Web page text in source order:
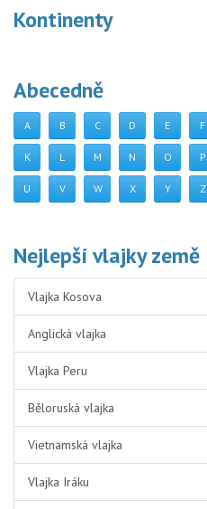
Kontinenty
Abecedně
A B C D E F
K L M N O P
U V W X Y Z
Nejlepší vlajky země
Vlajka Kosova
Anglická vlajka
Vlajka Peru
Běloruská vlajka
Vietnamská vlajka
Vlajka Iráku